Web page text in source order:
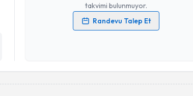
takvimi bulunmuyor.
Randevu Talep Et
Kişisel verilerimin işlenmesine ilişkinAydınlatma Metni
Takvim Talebini Gönder